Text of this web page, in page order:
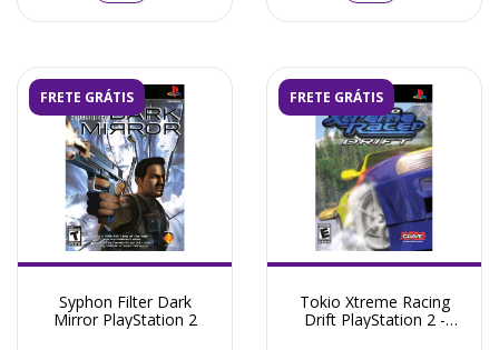
FRETE GRÁTIS
Syphon Filter Dark
Mirror PlayStation 2
FRETE GRÁTIS
Tokio Xtreme Racing
Drift PlayStation 2 -